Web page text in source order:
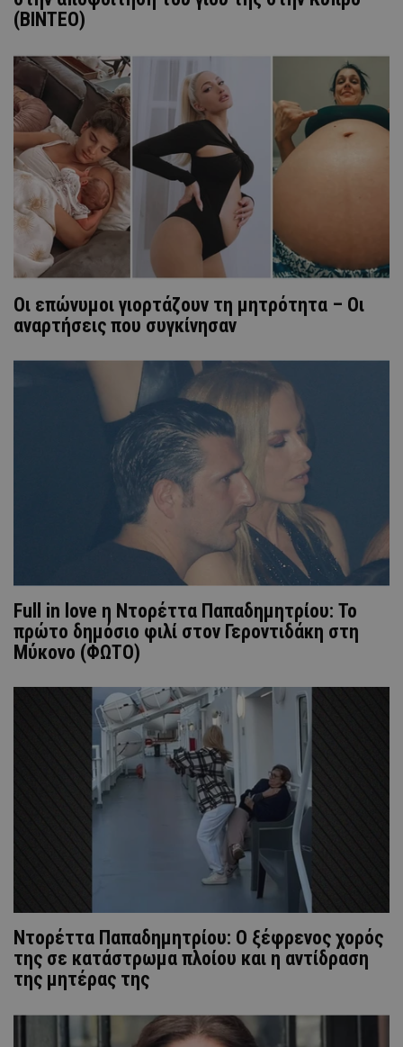
(ΒΙΝΤΕΟ)
Οι επώνυμοι γιορτάζουν τη μητρότητα – Οι
αναρτήσεις που συγκίνησαν
Full in love η Ντορέττα Παπαδημητρίου: Το
πρώτο δημόσιο φιλί στον Γεροντιδάκη στη
Μύκονο (ΦΩΤΟ)
Ντορέττα Παπαδημητρίου: Ο ξέφρενος χορός
της σε κατάστρωμα πλοίου και η αντίδραση
της μητέρας της